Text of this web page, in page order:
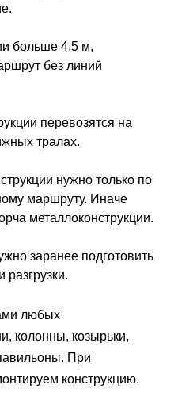
больше 4,5 м,
без линий
перевозятся на
тралах.
нужно только по
маршруту. Иначе
металлоконструкции.
заранее подготовить
разгрузки.
любых
колонны, козырьки,
При
конструкцию.